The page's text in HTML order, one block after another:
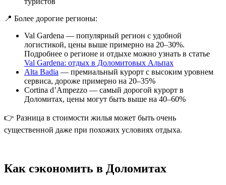
📍 Более дорогие регионы:
Val Gardena — популярный регион с удобной
логистикой, цены выше примерно на 20–30%.
Подробнее о регионе и отдыхе можно узнать в статье
Val Gardena: отдых в Доломитовых Альпах
Alta Badia — премиальный курорт с высоким уровнем
сервиса, дороже примерно на 20–35%
Cortina d’Ampezzo — самый дорогой курорт в
Доломитах, цены могут быть выше на 40–60%
👉 Разница в стоимости жилья может быть очень
существенной даже при похожих условиях отдыха.
Как сэкономить в Доломитах